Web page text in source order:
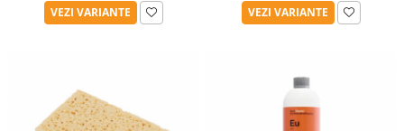
VEZI VARIANTE VEZI VARIANTE